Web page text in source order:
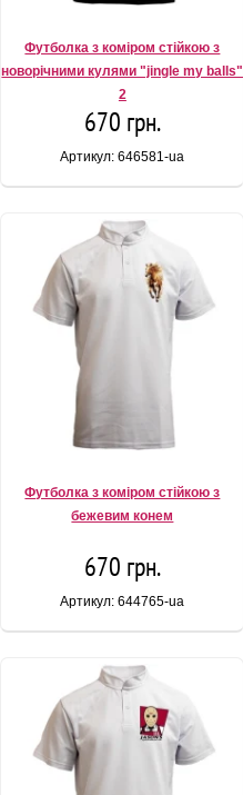
Футболка з коміром стійкою з
новорічними кулями "jingle my balls"
2
670 грн.
Артикул: 646581-ua
Футболка з коміром стійкою з
бежевим конем
670 грн.
Артикул: 644765-ua